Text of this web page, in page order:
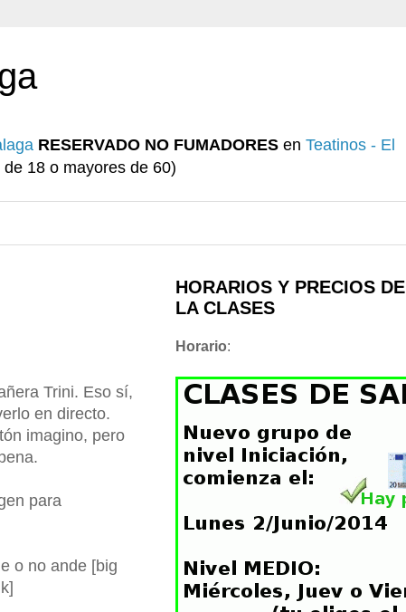
RESERVADO NO FUMADORES en Teatinos - El
18 o mayores de 60)
Trini. Eso sí,
en directo.
imagino, pero
para
o no ande [big
HORARIOS Y PRECIOS DE
LA CLASES
Horario: